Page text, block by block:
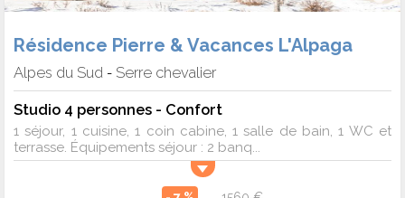
Résidence Pierre & Vacances L'Alpaga
Alpes du Sud - Serre chevalier
Studio 4 personnes - Confort
1 séjour, 1 cuisine, 1 coin cabine, 1 salle de bain, 1 WC et
terrasse. Équipements séjour : 2 banq...